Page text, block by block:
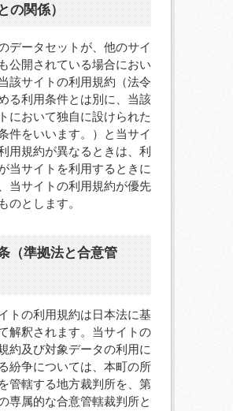
の関係）
データセットが、他のサイ
公開されている場合におい
該サイトの利用規約（法令
る利用条件とは別に、当該
において独自に設けられた
件をいいます。）と当サイ
用規約が異なるときは、利
当サイトを利用するときに
当サイトの利用規約が優先
のとします。
（準拠法と合意管
トの利用規約は日本法に基
解釈されます。当サイトの
約及び対象データの利用に
紛争については、本町の所
管轄する地方裁判所を、第
専属的な合意管轄裁判所と